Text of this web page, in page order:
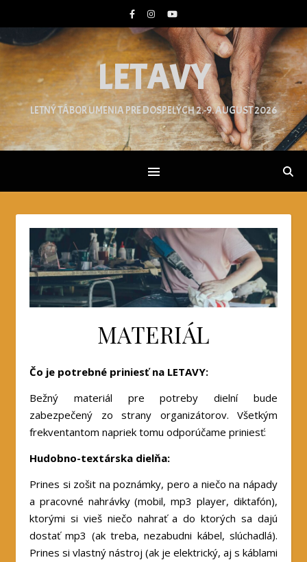
LETAVY
LETNÝ TÁBOR UMENIA PRE DOSPELÝCH 2.-9. AUGUST 2026
MATERIÁL
Čo je potrebné priniesť na LETAVY:
Bežný materiál pre potreby dielní bude
zabezpečený zo strany organizátorov. Všetkým
frekventantom napriek tomu odporúčame priniesť:
Hudobno-textárska dielňa:
Prines si zošit na poznámky, pero a niečo na nápady
a pracovné nahrávky (mobil, mp3 player, diktafón),
ktorými si vieš niečo nahrať a do ktorých sa dajú
dostať mp3 (ak treba, nezabudni kábel, slúchadlá).
Prines si vlastný nástroj (ak je elektrický, aj s káblami